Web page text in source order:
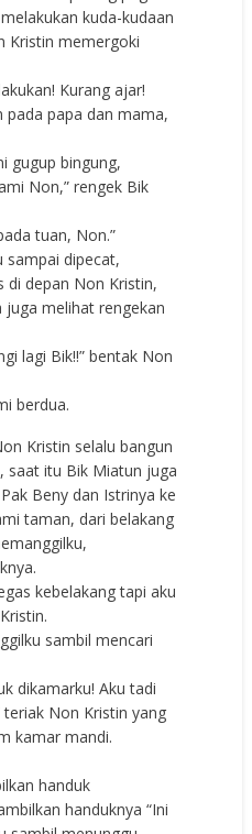
kuda-kudaan
Kristin memergoki
Kurang ajar!
pada papa dan mama,
gugup bingung,
Non,” rengek Bik
tuan, Non.”
sampai dipecat,
di depan Non Kristin,
melihat rengekan
lagi Bik!!” bentak Non
berdua.
Kristin selalu bangun
saat itu Bik Miatun juga
Beny dan Istrinya ke
taman, dari belakang
kebelakang tapi aku
sambil mencari
dikamarku! Aku tadi
Non Kristin yang
kamar mandi.
handuk
handuknya “Ini